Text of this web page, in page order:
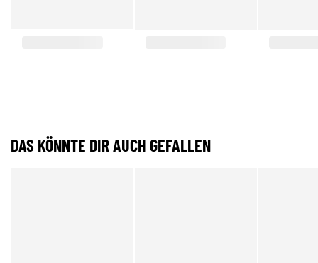
DAS KÖNNTE DIR AUCH GEFALLEN